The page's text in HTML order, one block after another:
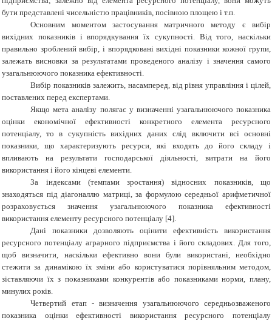
бути представлені чисельністю працівників, посівною площею і т.п.
Основним моментом застосування матричного методу є вибір
вихідних показників і впорядкування їх сукупності. Від того, наскільки
правильно зроблений вибір, і впорядковані вихідні показники кожної групи,
залежать висновки за результатами проведеного аналізу і значення самого
узагальнюючого показника ефективності.
Вибір показників залежить, насамперед, від рівня управління і цілей,
поставлених перед експертами.
Якщо мета аналізу полягає у визначенні узагальнюючого показника
оцінки економічної ефективності конкретного елемента ресурсного
потенціалу, то в сукупність вихідних даних слід включити всі основні
показники, що характеризують ресурси, які входять до його складу і
впливають на результати господарської діяльності, витрати на його
використання і його кінцеві елементи.
За індексами (темпами зростання) відносних показників, що
знаходяться під діагоналлю матриці, за формулою середньої арифметичної
розраховується значення узагальнюючого показника ефективності
використання елементу ресурсного потенціалу [4].
Дані показники дозволяють оцінити ефективність використання
ресурсного потенціалу аграрного підприємства і його складових. Для того,
щоб визначити, наскільки ефективно вони були використані, необхідно
стежити за динамікою їх зміни або користуватися порівняльним методом,
зіставляючи їх з показниками конкурентів або показниками норми, плану,
минулих років.
Четвертий етап - визначення узагальнюючого середньозваженого
показника оцінки ефективності використання ресурсного потенціалу